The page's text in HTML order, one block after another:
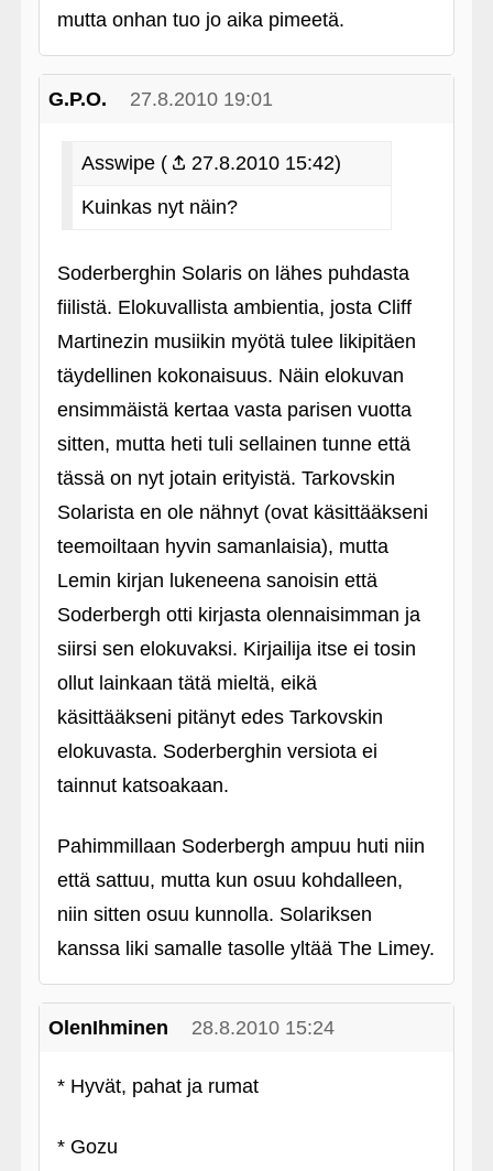
mutta onhan tuo jo aika pimeetä.
G.P.O. 27.8.2010 19:01
Asswipe (
27.8.2010 15:42)
Kuinkas nyt näin?
Soderberghin Solaris on lähes puhdasta
fiilistä. Elokuvallista ambientia, josta Cliff
Martinezin musiikin myötä tulee likipitäen
täydellinen kokonaisuus. Näin elokuvan
ensimmäistä kertaa vasta parisen vuotta
sitten, mutta heti tuli sellainen tunne että
tässä on nyt jotain erityistä. Tarkovskin
Solarista en ole nähnyt (ovat käsittääkseni
teemoiltaan hyvin samanlaisia), mutta
Lemin kirjan lukeneena sanoisin että
Soderbergh otti kirjasta olennaisimman ja
siirsi sen elokuvaksi. Kirjailija itse ei tosin
ollut lainkaan tätä mieltä, eikä
käsittääkseni pitänyt edes Tarkovskin
elokuvasta. Soderberghin versiota ei
tainnut katsoakaan.
Pahimmillaan Soderbergh ampuu huti niin
että sattuu, mutta kun osuu kohdalleen,
niin sitten osuu kunnolla. Solariksen
kanssa liki samalle tasolle yltää The Limey.
OlenIhminen 28.8.2010 15:24
* Hyvät, pahat ja rumat
* Gozu